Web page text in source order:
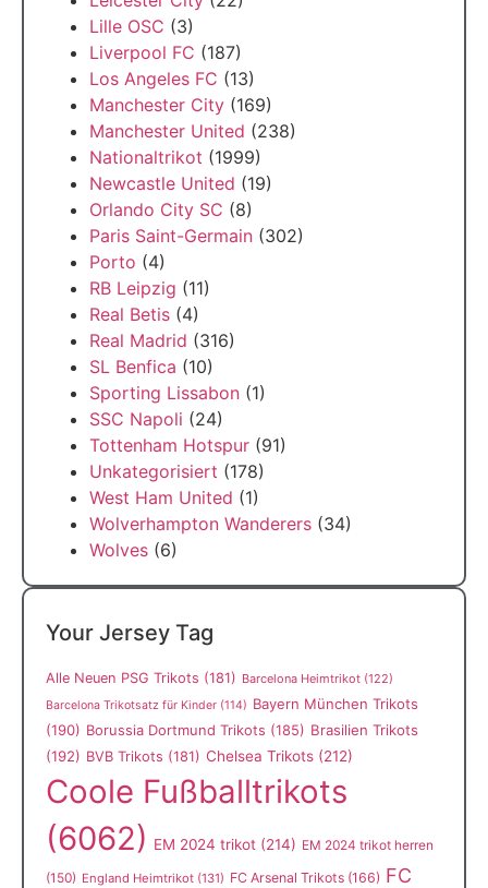
Lille OSC (3)
Liverpool FC (187)
Los Angeles FC (13)
Manchester City (169)
Manchester United (238)
Nationaltrikot (1999)
Newcastle United (19)
Orlando City SC (8)
Paris Saint-Germain (302)
Porto (4)
RB Leipzig (11)
Real Betis (4)
Real Madrid (316)
SL Benfica (10)
Sporting Lissabon (1)
SSC Napoli (24)
Tottenham Hotspur (91)
Unkategorisiert (178)
West Ham United (1)
Wolverhampton Wanderers (34)
Wolves (6)
Your Jersey Tag
Alle Neuen PSG Trikots (181) Barcelona Heimtrikot (122)
Barcelona Trikotsatz für Kinder (114) Bayern München Trikots
(190) Borussia Dortmund Trikots (185) Brasilien Trikots
(192) BVB Trikots (181) Chelsea Trikots (212)
Coole Fußballtrikots
(6062) EM 2024 trikot (214) EM 2024 trikot herren
(150) England Heimtrikot (131) FC Arsenal Trikots (166) FC